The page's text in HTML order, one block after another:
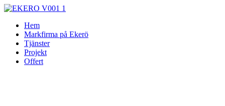
Skip
contentHem
Markfirma på Ekerö
Tjänster
Projekt
Offert